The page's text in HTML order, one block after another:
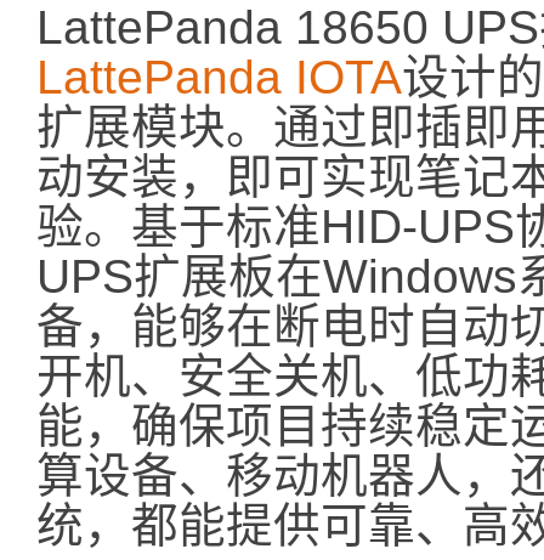
LattePanda 18650
LattePanda IOTA设计
扩展模块。通过即插即
动安装，即可实现笔记
验。基于标准HID-UPS
UPS扩展板在Windows
备，能够在断电时自动
开机、安全关机、低功
能，确保项目持续稳定
算设备、移动机器人，
统，都能提供可靠、高